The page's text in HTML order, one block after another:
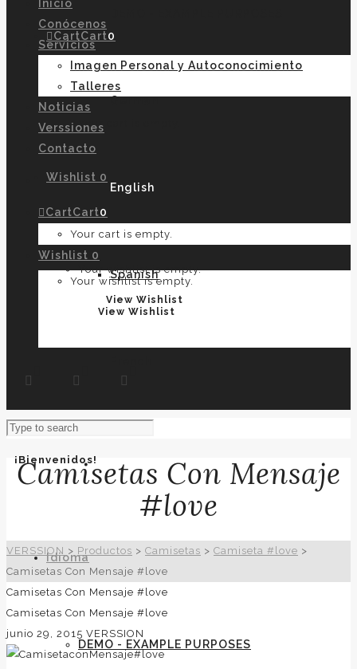
German
English
Spanish
¡Bienvenidos!
Idioma
DEMO - EXAMPLE PURPOSES
CartCart0
Your cart is empty.
Wishlist 0
Your wishlist is empty.
View Wishlist
Inicio
Conócenos
Servicios
Imagen Personal y Autoconocimiento
Talleres
Noticias
Verssiones
Contacto
CartCart0
Your cart is empty.
Wishlist 0
Your wishlist is empty.
View Wishlist
Camisetas Con Mensaje
#love
VERSSION > Productos > Camisetas > Camiseta #love >
Camisetas Con Mensaje #love
Camisetas Con Mensaje #love
Camisetas Con Mensaje #love
junio 29, 2015 VERSSION